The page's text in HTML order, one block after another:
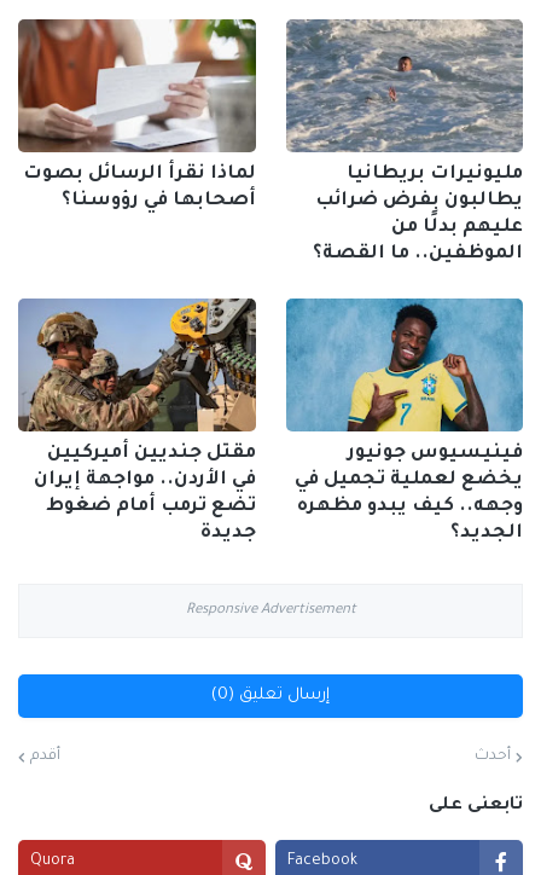
مليونيرات بريطانيا
يطالبون بفرض ضرائب
عليهم بدلًا من
الموظفين.. ما القصة؟
لماذا نقرأ الرسائل بصوت
أصحابها في رؤوسنا؟
فينيسيوس جونيور
يخضع لعملية تجميل في
وجهه.. كيف يبدو مظهره
الجديد؟
مقتل جنديين أميركيين
في الأردن.. مواجهة إيران
تضع ترمب أمام ضغوط
جديدة
Responsive Advertisement
إرسال تعليق (0)
أحدث أقدم
تابعنى على
Facebook
Quora